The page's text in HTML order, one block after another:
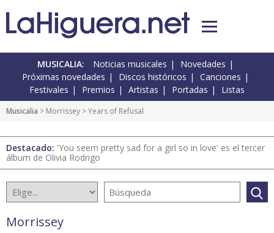
MUSICALIA: Noticias musicales
Novedades
Próximas novedades
Discos históricos
Canciones
Festivales
Premios Artistas Portadas Listas
Musicalia > Morrissey > Years of Refusal
Destacado: 'You seem pretty sad for a girl so in love' es el tercer
álbum de Olivia Rodrigo
Morrissey